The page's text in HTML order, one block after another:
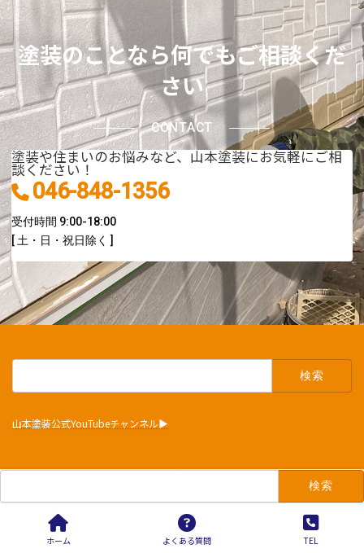
塗装のことなら何でもご相談くだ
さい
CONTACT
塗装や住まいのお悩みなど、山本塗装にお気軽にご相
談ください！
046-848-1356
受付時間 9:00-18:00
[ 土・日・祝日除く ]
検
山本塗装公式YouTubeチャンネル▶︎
Copyright © 山本塗装. All Rights Reserved.
検
ホーム よくある質問 TEL